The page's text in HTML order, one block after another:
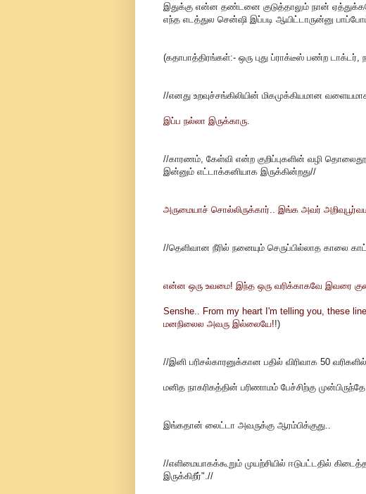
இதுக்கு என்ன தண்டனை குடுத்தாலும் நான்
எந்த எடத்துல சென்ஷி இப்படி ஆயிட்டாருன்னு
(கதாபாத்திரங்கள்:- ஒரு புது ப்ராக்டீஸ் பண்ற டாக்டர்,
//எனது உறவுச்சங்கிலியின் மிகமுக்கியமான
இப்ப நல்லா இருக்காரு.
//காரணம், கேள்வி என்ற குறிப்புகளின் வழி
இன்னும் எட்டாக்கனியாக இருக்கின்றது//
அருமையாச் சொல்லிருக்கார்.. இங்க அவர்
//தெளிவான நீரில் நனையும் செருப்பில்லாத காலை
என்ன ஒரு உவமை! இந்த ஒரு வரிக்காகவே இவரை
Senshe.. From my heart I'm telling you, these
மனநிலைல அவரு இல்லையே!!)
//இனி பரிசல்காரனுக்கான பதில் விரிவாக 50
மனித நாகரிகத்தின் பரிணாமம் பேச்சிற்கு
இங்கதான் லைட்டா அவருக்கு ஆரம்பிக்குது..
//எளிமையாகக்கூறும் முயற்சியில் ஈடுபட்டதில்
இருக்கிறீர்".//